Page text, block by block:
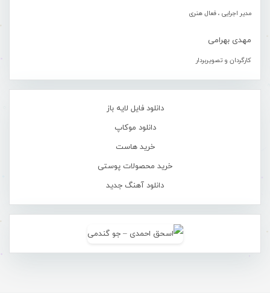
مدیر اجرایی ، فعال هنری
مهدی بهرامی
کارگردان و تصویربردار
دانلود فایل لایه باز
دانلود موکاپ
خرید هاست
خرید محصولات پوستی
دانلود آهنگ جدید